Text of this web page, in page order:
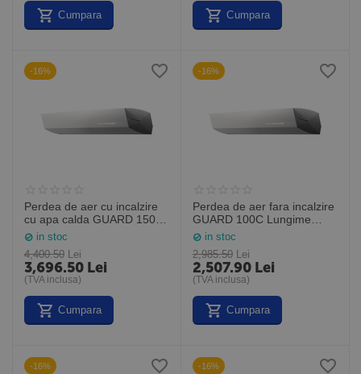
Cumpara Cumpara
-16%
Perdea de aer cu incalzire
cu apa calda GUARD 150W
Lungime 1,5M (Sonniger
Polonia)
in stoc
4,400.50 Lei
3,696.50 Lei
(TVA inclusa)
Cumpara
-16%
Perdea de aer fara incalzire
GUARD 100C Lungime
1,0M (Sonniger Polonia)
in stoc
2,985.50 Lei
2,507.90 Lei
(TVA inclusa)
Cumpara
-16% -16%